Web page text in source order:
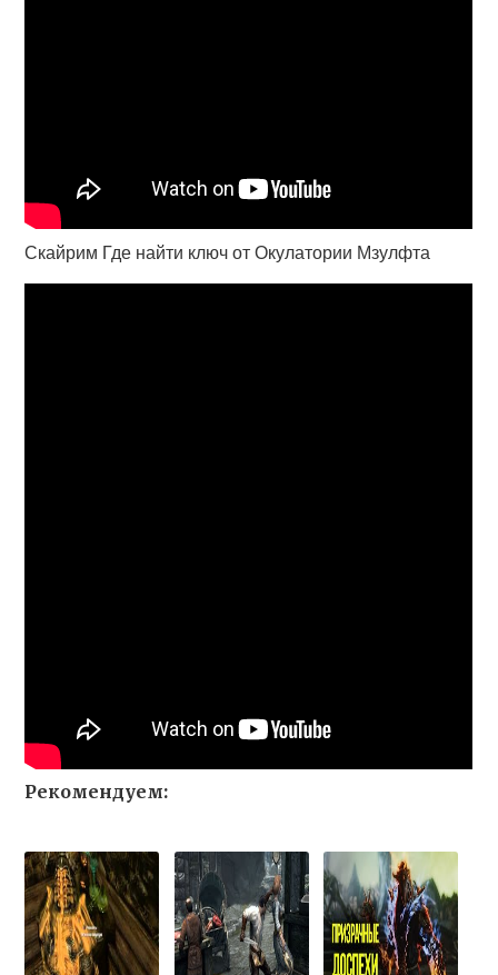
Скайрим Где найти ключ от Окулатории Мзулфта
Рекомендуем: